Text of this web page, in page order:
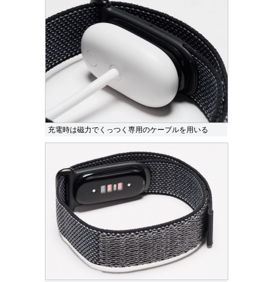
充電時は磁力でくっつく専用のケーブルを用いる